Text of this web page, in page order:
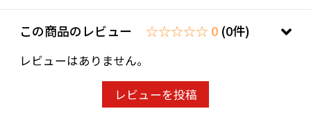
この商品のレビュー ☆☆☆☆☆ 0 (0件)
レビューはありません。
レビューを投稿